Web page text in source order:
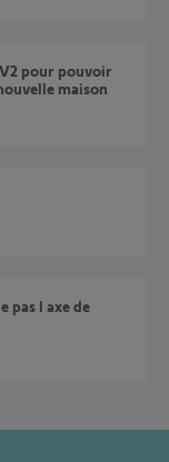
maison